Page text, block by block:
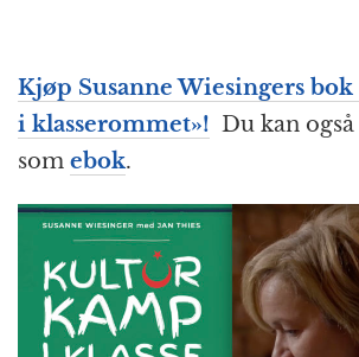
Kjøp Susanne Wiesingers bok
i klasserommet»! Du kan
som ebok.